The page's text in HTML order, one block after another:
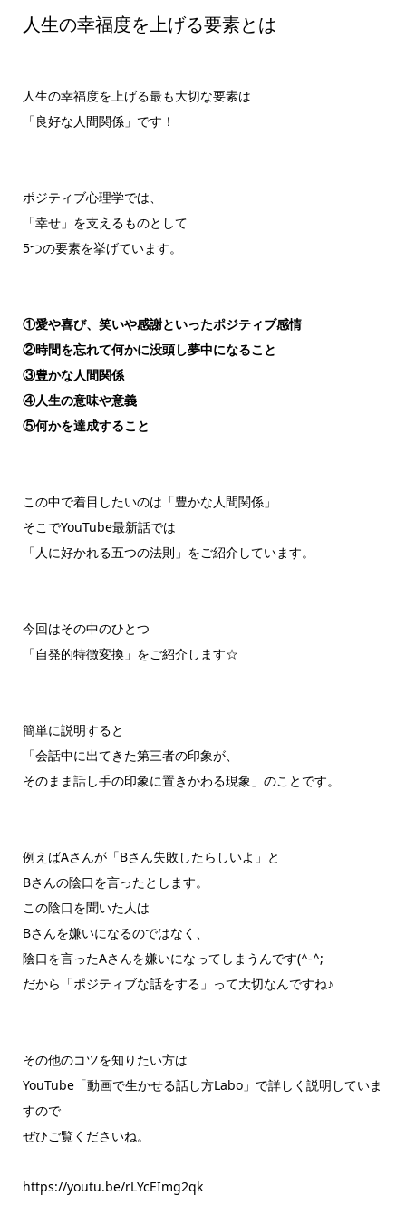
人生の幸福度を上げる要素とは
人生の幸福度を上げる最も大切な要素は
「良好な人間関係」です！
ポジティブ心理学では、
「幸せ」を支えるものとして
5つの要素を挙げています。
①愛や喜び、笑いや感謝といったポジティブ感情
②時間を忘れて何かに没頭し夢中になること
③豊かな人間関係
④人生の意味や意義
⑤何かを達成すること
この中で着目したいのは「豊かな人間関係」
そこでYouTube最新話では
「人に好かれる五つの法則」をご紹介しています。
今回はその中のひとつ
「自発的特徴変換」をご紹介します☆
簡単に説明すると
「会話中に出てきた第三者の印象が、
そのまま話し手の印象に置きかわる現象」のことです。
例えばAさんが「Bさん失敗したらしいよ」と
Bさんの陰口を言ったとします。
この陰口を聞いた人は
Bさんを嫌いになるのではなく、
陰口を言ったAさんを嫌いになってしまうんです(^-^;
だから「ポジティブな話をする」って大切なんですね♪
その他のコツを知りたい方は
YouTube「動画で生かせる話し方Labo」で詳しく説明していま
すので
ぜひご覧くださいね。
https://youtu.be/rLYcEImg2qk